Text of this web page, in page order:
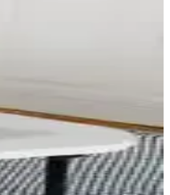
ürün kalitesini artırır.
bir yaklaşım sunuyor.